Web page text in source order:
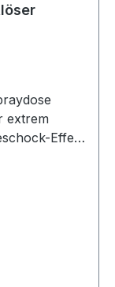
extrem
Effekt
schneller